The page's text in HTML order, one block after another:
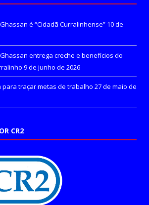
é “Cidadã Curralinhense” 10 de
entrega creche e benefícios do
9 de junho de 2026
traçar metas de trabalho 27 de maio de
CR2